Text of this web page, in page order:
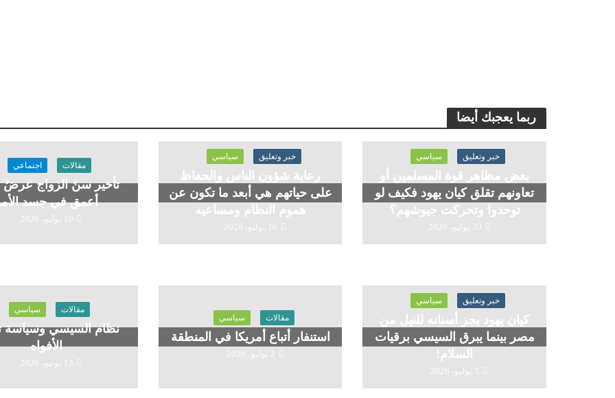
ربما يعجبك أيضا
خبر وتعليق سياسي
بعض مظاهر قوة المسلمين أو
تعاونهم تقلق كيان يهود فكيف لو
توحدوا وتحركت جيوشهم؟
20 يوليو، 2026
خبر وتعليق سياسي
رعاية شؤون الناس والحفاظ
على حياتهم هي أبعد ما تكون عن
هموم النظام ومساعيه
16 يوليو، 2026
مقالات اجتماعي
تأخير سنّ الزواج عرضٌ
أعمق في جسد
10 يوليو، 2026
خبر وتعليق سياسي
كيان يهود يجز أسنانه للنيل من
مصر بينما يبرق السيسي برقيات
السلام!
7 يوليو، 2026
مقالات سياسي
استنفار أتباع أمريكا في المنطقة
2 يوليو، 2026
مقالات سياسي
نظام السيسي وسياسة
الأفواه
13 يونيو، 2026